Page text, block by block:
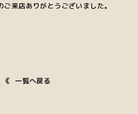
ご来店ありがとうございました。
一覧へ戻る